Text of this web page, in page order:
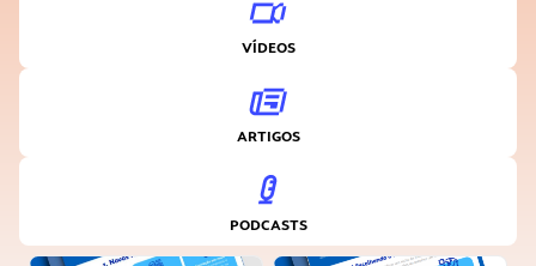
VÍDEOS
ARTIGOS
PODCASTS